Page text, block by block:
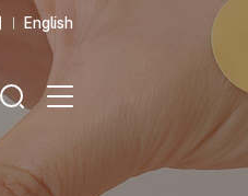
English